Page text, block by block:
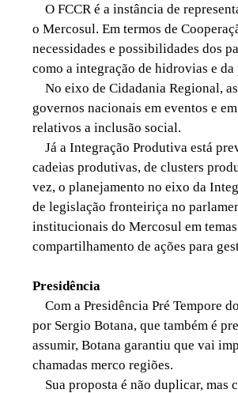
O FCCR é a instância de
o Mercosul. Em termos de
necessidades e possibilidades dos
como a integração de hidrovias e
No eixo de Cidadania Regional,
governos nacionais em eventos e
relativos a inclusão social.
Já a Integração Produtiva está
cadeias produtivas, de clusters
vez, o planejamento no eixo da
de legislação fronteiriça no
institucionais do Mercosul em
compartilhamento de ações para
Presidência
Com a Presidência Pré Tempore
por Sergio Botana, que também é
assumir, Botana garantiu que vai
chamadas merco regiões.
Sua proposta é não duplicar, mas